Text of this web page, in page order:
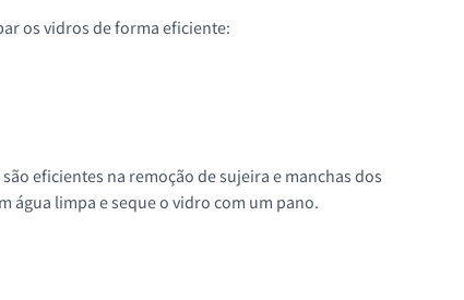
os vidros de forma eficiente:
eficientes na remoção de sujeira e manchas dos
água limpa e seque o vidro com um pano.